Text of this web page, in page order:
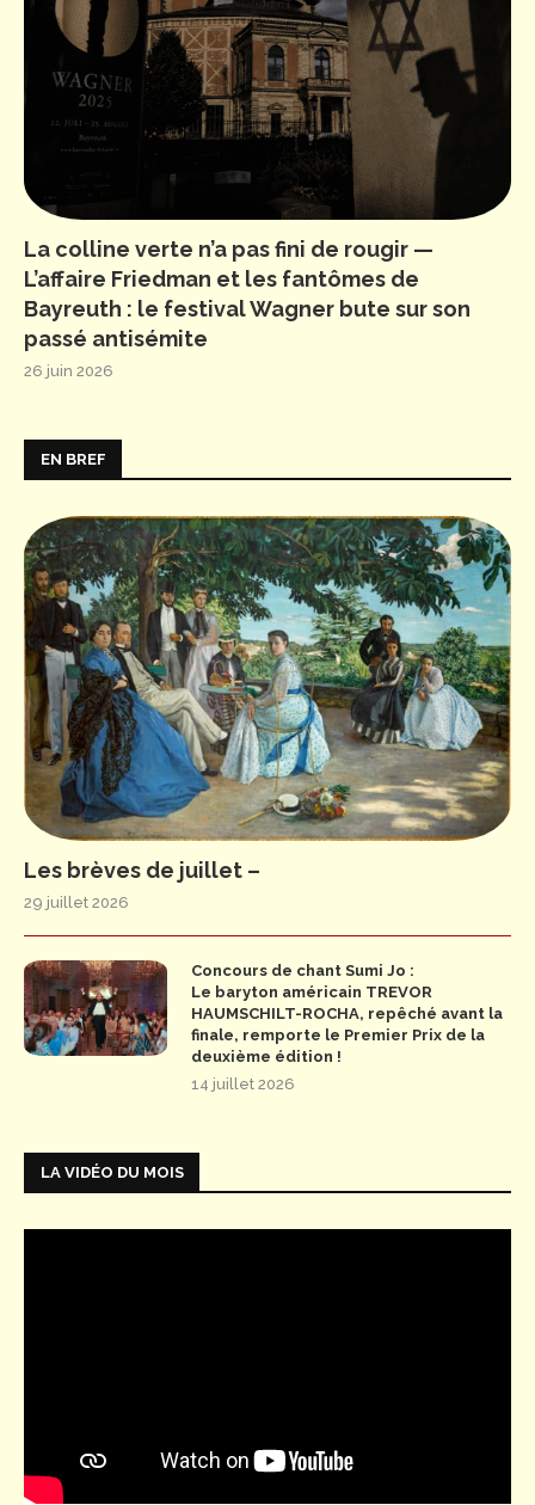
La colline verte n’a pas fini de rougir —
L’affaire Friedman et les fantômes de
Bayreuth : le festival Wagner bute sur son
passé antisémite
26 juin 2026
EN BREF
Les brèves de juillet –
29 juillet 2026
Concours de chant Sumi Jo :
Le baryton américain TREVOR
HAUMSCHILT-ROCHA, repêché avant la
finale, remporte le Premier Prix de la
deuxième édition !
14 juillet 2026
LA VIDÉO DU MOIS